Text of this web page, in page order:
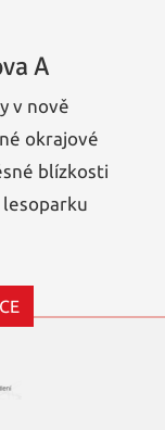
A
v nově
okrajové
blízkosti